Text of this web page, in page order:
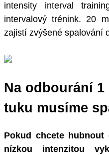
intensity interval
intervalový trénink. 20
zajistí zvýšené spalování
Na odbourání
tuku musíme
Pokud chcete
nízkou intenzitou